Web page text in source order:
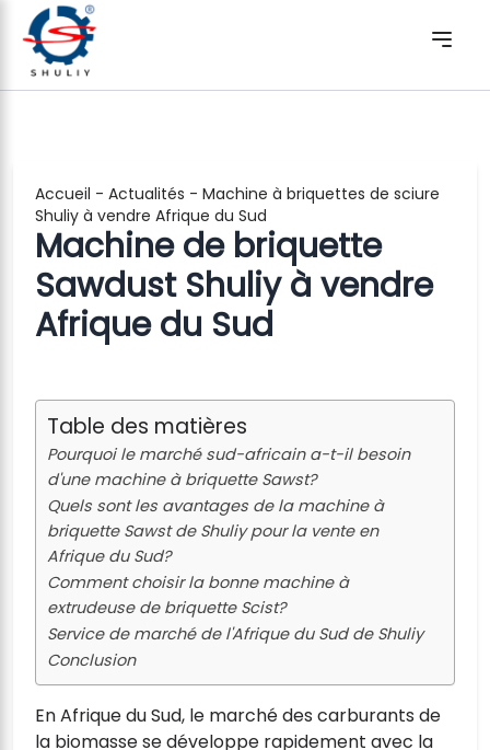
Accueil - Actualités - Machine à briquettes de sciure
Shuliy à vendre Afrique du Sud
Machine de briquette
Sawdust Shuliy à vendre
Afrique du Sud
Table des matières
Pourquoi le marché sud-africain a-t-il besoin
d'une machine à briquette Sawst?
Quels sont les avantages de la machine à
briquette Sawst de Shuliy pour la vente en
Afrique du Sud?
Comment choisir la bonne machine à
extrudeuse de briquette Scist?
Service de marché de l'Afrique du Sud de Shuliy
Conclusion
En Afrique du Sud, le marché des carburants de
la biomasse se développe rapidement avec la